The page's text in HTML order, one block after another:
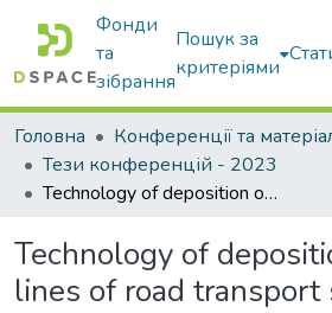
Фонди
та
зібрання
Пошук за
критеріями
Головна
Тези конференцій - 2023
Technology of deposition of power lines of road transport systems
Technology of
lines of road transport